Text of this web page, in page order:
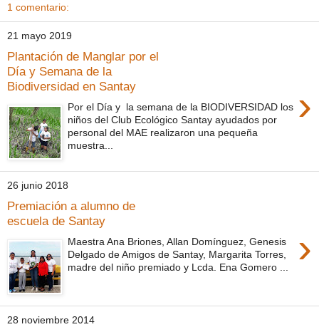
1 comentario:
21 mayo 2019
Plantación de Manglar por el
Día y Semana de la
Biodiversidad en Santay
›
Por el Día y la semana de la BIODIVERSIDAD los
niños del Club Ecológico Santay ayudados por
personal del MAE realizaron una pequeña
muestra...
26 junio 2018
Premiación a alumno de
escuela de Santay
›
Maestra Ana Briones, Allan Domínguez, Genesis
Delgado de Amigos de Santay, Margarita Torres,
madre del niño premiado y Lcda. Ena Gomero ...
28 noviembre 2014